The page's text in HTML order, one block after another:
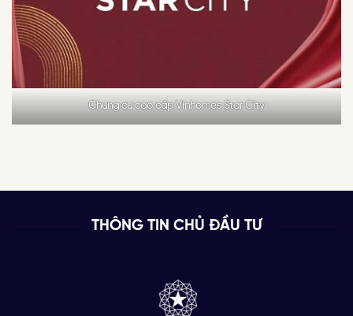
Chung cư cao cấp Vinhomes Star City
THÔNG TIN CHỦ ĐẦU TƯ